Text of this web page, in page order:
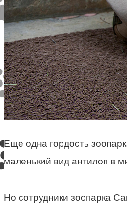
Еще одна гордость
маленький вид антилоп в
Но сотрудники зоопарка